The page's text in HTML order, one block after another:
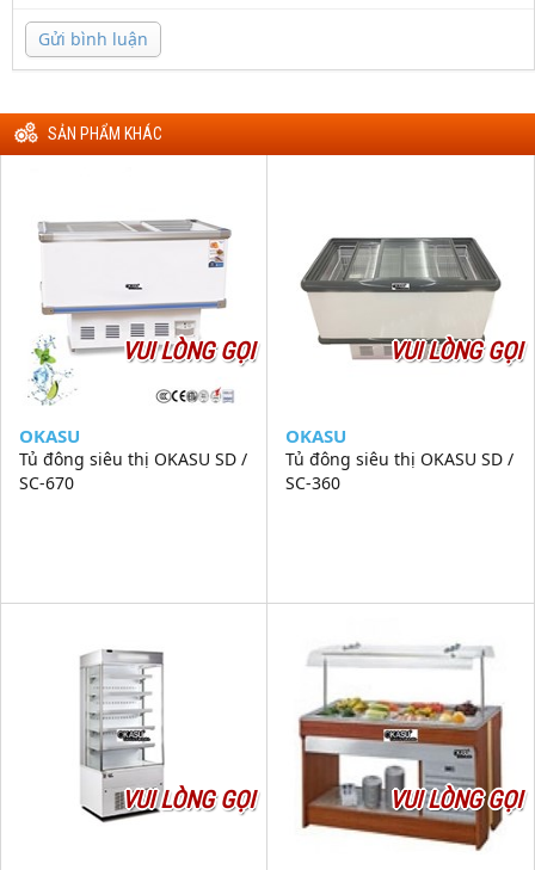
Gửi bình luận
SẢN PHẨM KHÁC
VUI LÒNG GỌI
OKASU
Tủ đông siêu thị OKASU SD /
SC-670
VUI LÒNG GỌI
OKASU
Tủ đông siêu thị OKASU SD /
SC-360
VUI LÒNG GỌI VUI LÒNG GỌI